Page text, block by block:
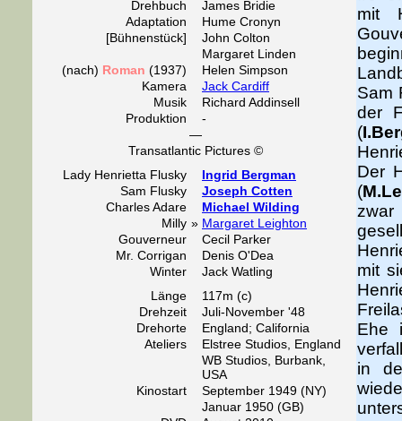
Drehbuch
James Bridie
Adaptation
Hume Cronyn
[Bühnenstück]
John Colton
Margaret Linden
(nach) Roman (1937)
Helen Simpson
Kamera
Jack Cardiff
Musik
Richard Addinsell
Produktion
-
—
Transatlantic Pictures ©
Lady Henrietta Flusky
Ingrid Bergman
Sam Flusky
Joseph Cotten
Charles Adare
Michael Wilding
Milly » Margaret Leighton
Gouverneur
Cecil Parker
Mr. Corrigan
Denis O'Dea
Winter
Jack Watling
Länge
117m (c)
Drehzeit
Juli-November '48
Drehorte
England; California
Ateliers
Elstree Studios, England
WB Studios, Burbank,
USA
Kinostart
September 1949 (NY)
Januar 1950 (GB)
mit
Sam
der
(
Der
(
mit
Ehe
in